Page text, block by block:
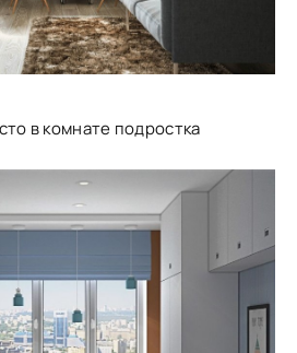
в комнате подростка